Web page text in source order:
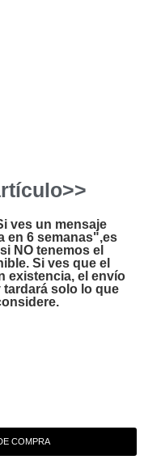
ves un mensaje
en 6 semanas",es
NO tenemos el
Si ves que el
existencia, el envío
tardará solo lo que
COMPRA